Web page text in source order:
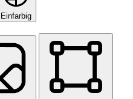
Einfarbig